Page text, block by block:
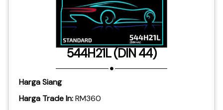
544H21L (DIN 44)
Harga Siang
Harga Trade In:RM360